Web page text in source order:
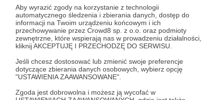
Aby wyrazić zgody na korzystanie z technologii
automatycznego śledzenia i zbierania danych, dostęp do
informacji na Twoim urządzeniu końcowym i ich
przechowywanie przez Crowd8 sp. z o.o. oraz podmioty
zewnętrzne, które wspierają nas w prowadzeniu działalności,
kliknij AKCEPTUJĘ I PRZECHODZĘ DO SERWISU.
Jeśli chcesz dostosować lub zmienić swoje preferencje
dotyczące zbierania danych osobowych, wybierz opcję
"USTAWIENIA ZAAWANSOWANE".
Zgoda jest dobrowolna i możesz ją wycofać w
Czy na pewno chcesz kontynuować?
Tak, przejdź do strony